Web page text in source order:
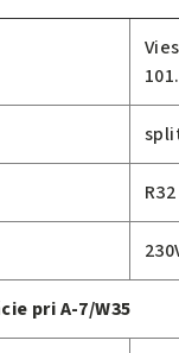
R32
pri A-7/W35